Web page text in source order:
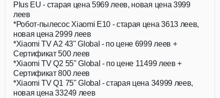
Plus EU - старая цена 5969 леев, новая цена 3999
леев
*Робот-пылесос Xiaomi E10 - старая цена 3613 леев,
новая цена 2999 леев
*Xiaomi TV A2 43" Global - по цене 6999 леев +
Сертификат 500 леев
*Xiaomi TV Q2 55" Global - по цене 11499 леев +
Сертификат 800 леев
*Xiaomi TV Q1 75" Global - старая цена 34999 леев,
новая цена 33249 леев